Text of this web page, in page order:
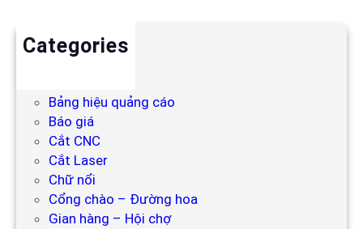
Categories
Bảng hiệu quảng cáo
Báo giá
Cắt CNC
Cắt Laser
Chữ nổi
Cổng chào – Đường hoa
Gian hàng – Hội chợ